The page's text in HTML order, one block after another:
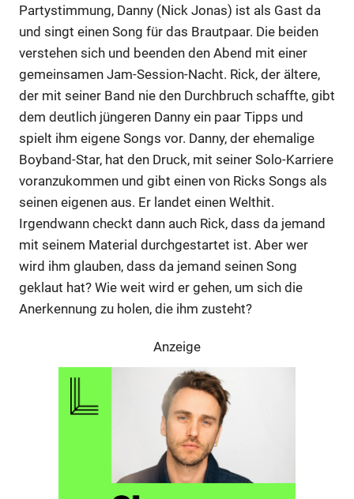
Partystimmung, Danny (Nick Jonas) ist als Gast da
und singt einen Song für das Brautpaar. Die beiden
verstehen sich und beenden den Abend mit einer
gemeinsamen Jam-Session-Nacht. Rick, der ältere,
der mit seiner Band nie den Durchbruch schaffte, gibt
dem deutlich jüngeren Danny ein paar Tipps und
spielt ihm eigene Songs vor. Danny, der ehemalige
Boyband-Star, hat den Druck, mit seiner Solo-Karriere
voranzukommen und gibt einen von Ricks Songs als
seinen eigenen aus. Er landet einen Welthit.
Irgendwann checkt dann auch Rick, dass da jemand
mit seinem Material durchgestartet ist. Aber wer
wird ihm glauben, dass da jemand seinen Song
geklaut hat? Wie weit wird er gehen, um sich die
Anerkennung zu holen, die ihm zusteht?
Anzeige